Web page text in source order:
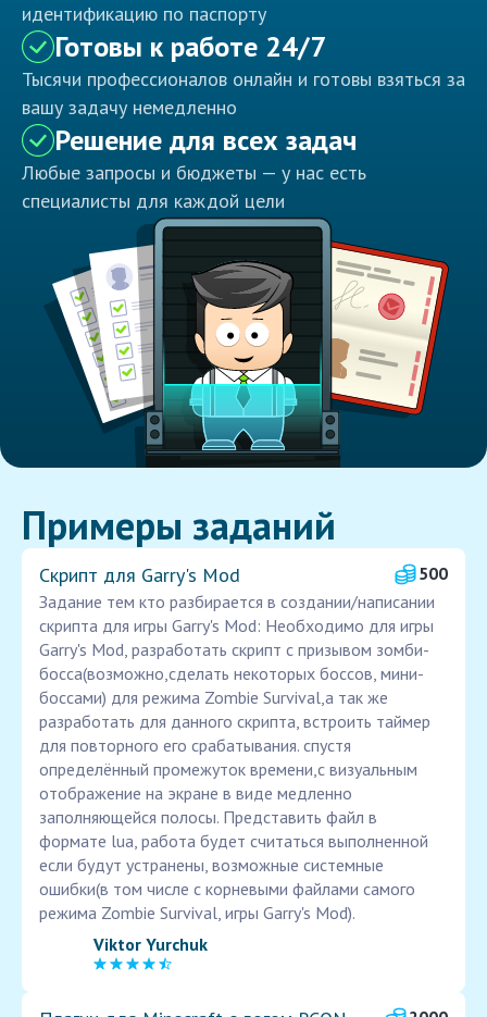
идентификацию по паспорту
Готовы к работе 24/7
Тысячи профессионалов онлайн и готовы взяться за
вашу задачу немедленно
Решение для всех задач
Любые запросы и бюджеты — у нас есть
специалисты для каждой цели
Примеры заданий
Скрипт для Garry's Mod
500
Задание тем кто разбирается в создании/написании
скрипта для игры Garry's Mod: Необходимо для игры
Garry's Mod, разработать скрипт с призывом зомби-
босса(возможно,сделать некоторых боссов, мини-
боссами) для режима Zombie Survival,а так же
разработать для данного скрипта, встроить таймер
для повторного его срабатывания. спустя
определённый промежуток времени,с визуальным
отображение на экране в виде медленно
заполняющейся полосы. Представить файл в
формате lua, работа будет считаться выполненной
если будут устранены, возможные системные
ошибки(в том числе с корневыми файлами самого
режима Zombie Survival, игры Garry's Mod).
Viktor Yurchuk